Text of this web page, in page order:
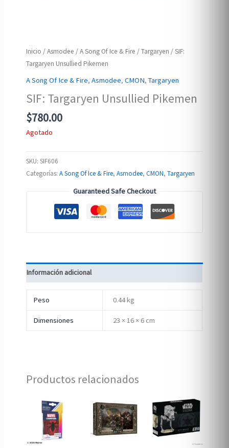
Inicio /Asmodee /A Song Of Ice & Fire /Targaryen / SIF:
Targaryen Unsullied Pikemen
A Song Of Ice & Fire,Asmodee,CMON,Targaryen
SIF: Targaryen Unsullied Pikemen
$780.00
Agotado
SKU:SIF606
Categorías:A Song Of Ice & Fire,Asmodee,CMON,Targaryen
Guaranteed Safe Checkout
Información adicional
Peso 0.44 kg
Dimensiones 23 × 16 × 6 cm
Productos relacionados